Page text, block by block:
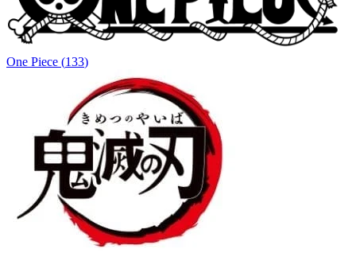
One Piece (133)